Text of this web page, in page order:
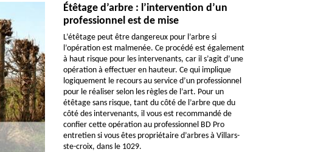
Étêtage d’arbre : l’intervention d’un
professionnel est de mise
L’étêtage peut être dangereux pour l’arbre si
l’opération est malmenée. Ce procédé est également
à haut risque pour les intervenants, car il s’agit d’une
opération à effectuer en hauteur. Ce qui implique
logiquement le recours au service d’un professionnel
pour le réaliser selon les règles de l’art. Pour un
étêtage sans risque, tant du côté de l’arbre que du
côté des intervenants, il vous est recommandé de
confier cette opération au professionnel BD Pro
entretien si vous êtes propriétaire d’arbres à Villars-
ste-croix, dans le 1029.